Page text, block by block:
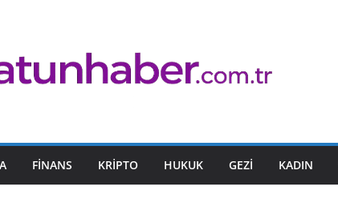
FINANS KRIPTO HUKUK GEZI KADIN